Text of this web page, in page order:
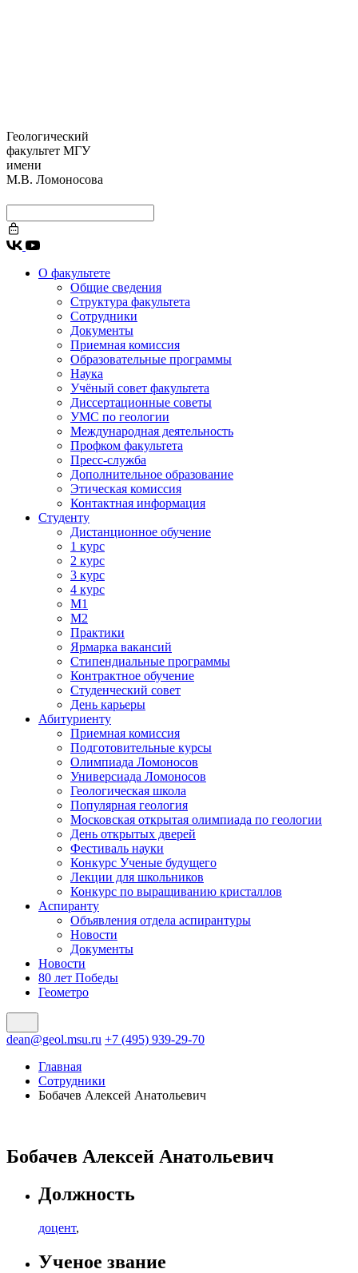
Геологический
факультет МГУ
имени
М.В. Ломоносова
О факультете
Общие сведения
Структура факультета
Сотрудники
Документы
Приемная комиссия
Образовательные программы
Наука
Учёный совет факультета
Диссертационные советы
УМС по геологии
Международная деятельность
Профком факультета
Пресс-служба
Дополнительное образование
Этическая комиссия
Контактная информация
Студенту
Дистанционное обучение
1 курс
2 курс
3 курс
4 курс
М1
М2
Практики
Ярмарка вакансий
Стипендиальные программы
Контрактное обучение
Студенческий совет
День карьеры
Абитуриенту
Приемная комиссия
Подготовительные курсы
Олимпиада Ломоносов
Универсиада Ломоносов
Геологическая школа
Популярная геология
Московская открытая олимпиада по геологии
День открытых дверей
Фестиваль науки
Конкурс Ученые будущего
Лекции для школьников
Конкурс по выращиванию кристаллов
Аспиранту
Объявления отдела аспирантуры
Новости
Документы
Новости
80 лет Победы
Геометро
dean@geol.msu.ru +7 (495) 939-29-70
Главная
Сотрудники
Бобачев Алексей Анатольевич
Бобачев Алексей Анатольевич
Должность
доцент,
Ученое звание